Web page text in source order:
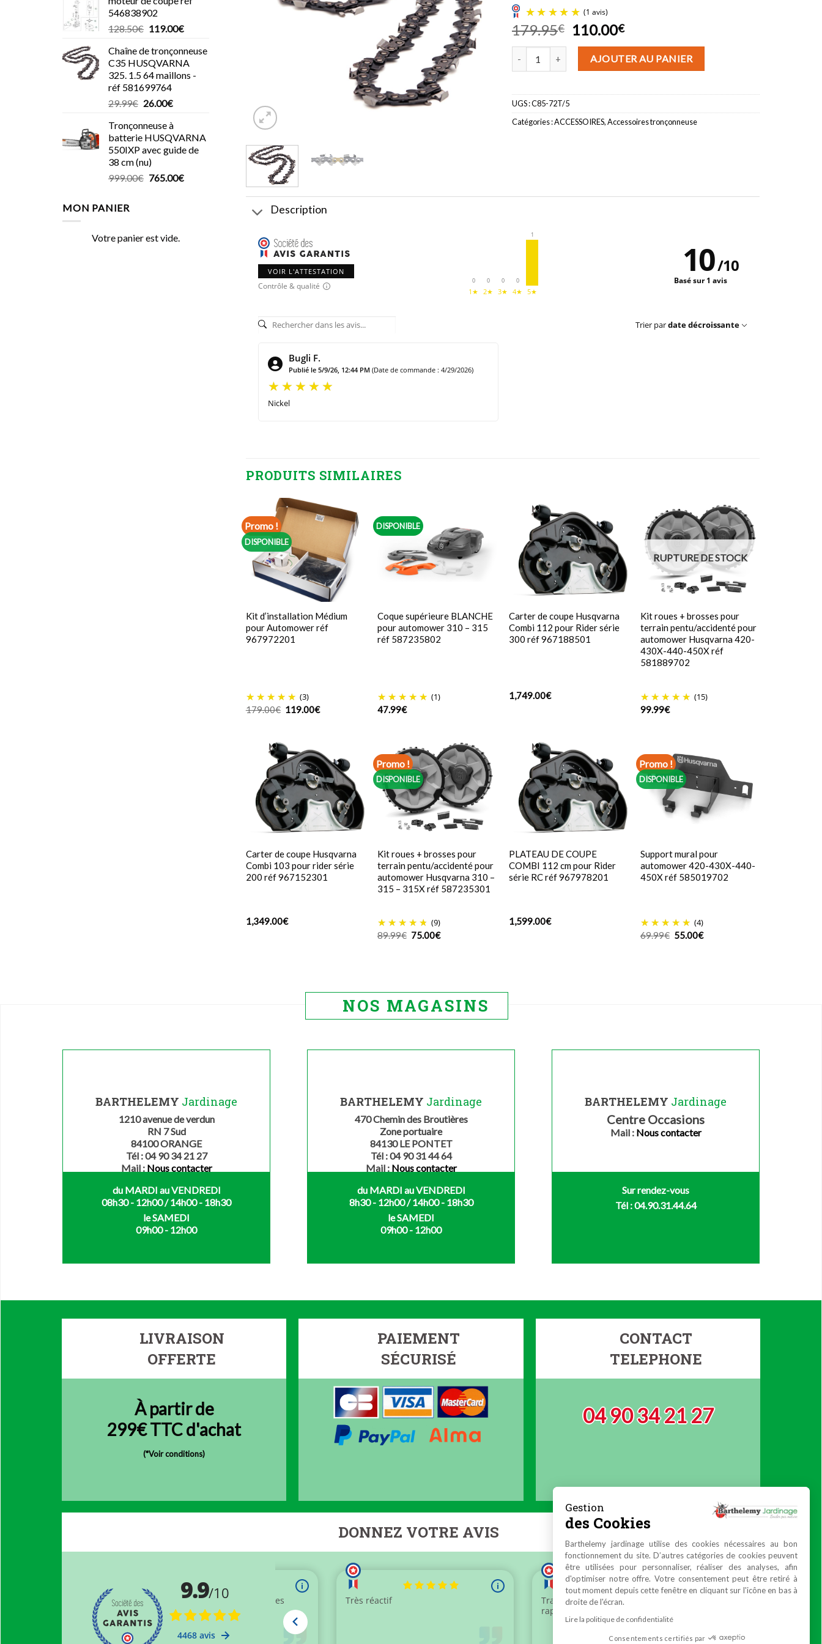
546838902
128.50€ Le
initial
était :
128.50€.
119.00€Le
actuel
est :
119.00€.
Chaîne de tronçonneuse
C35 HUSQVARNA
325. 1.5 64 maillons -
réf 581699764
29.99€ Le
initial
était :
29.99€.
26.00€Le
actuel
est :
26.00€.
Tronçonneuse à
batterie HUSQVARNA
550IXP avec guide de
38 cm (nu)
999.00€ Le
765.00€Le
MON PANIER
Votre panier est vide.
(1 avis)
179.95€
Le
prix
initial
était :
110.00€Le
prix
actuel
est :
AJOUTER AU PANIER
UGS :C85-72T/5
Catégories :ACCESSOIRES,Accessoires tronçonneuse
Description
VOIR L'ATTESTATION
Contrôle & qualité
0
1★
0
2★
0
3★
0
4★
1
5★
10/10
Basé sur 1 avis
Trier pardate décroissante
Bugli F.
Publié le 5/9/26, 12:44 PM (Date de commande : 4/29/2026)
Nickel
PRODUITS SIMILAIRES
Promo !
DISPONIBLE
Kit d’installation Médium
pour Automower réf
967972201
(3)
179.00€ Le
179.00€.
119.00€Le
DISPONIBLE
Coque supérieure BLANCHE
pour automower 310 – 315
réf 587235802
(1)
47.99€
Carter de coupe Husqvarna
Combi 112 pour Rider série
300 réf 967188501
1,749.00€
RUPTURE DE STOCK
Kit roues + brosses pour
terrain pentu/accidenté pour
automower Husqvarna 420-
430X-440-450X réf
581889702
(15)
99.99€
Carter de coupe Husqvarna
Combi 103 pour rider série
200 réf 967152301
1,349.00€
Promo !
DISPONIBLE
Kit roues + brosses pour
terrain pentu/accidenté pour
automower Husqvarna 310 –
315 – 315X réf 587235301
(9)
89.99€ Le
75.00€Le
PLATEAU DE COUPE
COMBI 112 cm pour Rider
série RC réf 967978201
1,599.00€
Promo !
DISPONIBLE
Support mural pour
automower 420-430X-440-
450X réf 585019702
(4)
69.99€ Le
55.00€Le
NOS MAGASINS
BARTHELEMY Jardinage
1210 avenue de verdun
RN 7 Sud
84100 ORANGE
Tél : 04 90 34 21 27
Mail : Nous contacter
du MARDI au VENDREDI
08h30 - 12h00 / 14h00 - 18h30
le SAMEDI
09h00 - 12h00
BARTHELEMY Jardinage
470 Chemin des Broutières
Zone portuaire
84130 LE PONTET
Tél : 04 90 31 44 64
Mail : Nous contacter
du MARDI au VENDREDI
8h30 - 12h00 / 14h00 - 18h30
le SAMEDI
09h00 - 12h00
BARTHELEMY Jardinage
Centre Occasions
Mail : Nous contacter
Sur rendez-vous
Tél : 04.90.31.44.64
LIVRAISON
OFFERTE
À partir de
299€ TTC d'achat
(*Voir conditions)
PAIEMENT
SÉCURISÉ
CONTACT
TELEPHONE
04 90 34 21 27
DONNEZ VOTRE AVIS
Gestion
des Cookies
Barthelemy jardinage utilise des cookies nécessaires au bon
fonctionnement du site. D’autres catégories de cookies peuvent
être utilisées pour personnaliser, réaliser des analyses, afin
d'optimiser notre offre. Votre consentement peut être retiré à
tout moment depuis cette fenêtre en cliquant sur l'icône en bas à
droite de l'écran.
Lire la politique de confidentialité
Consentements certifiés par